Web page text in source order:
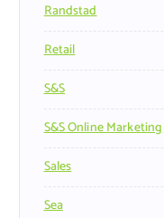
Randstad
Retail
S&s
S&s Online Marketing
Sales
Sea